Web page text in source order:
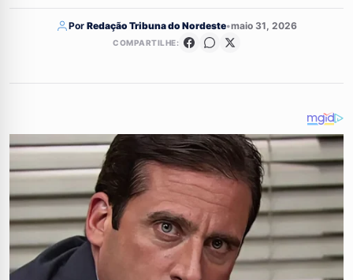
Por Redação Tribuna do Nordeste•maio 31, 2026
COMPARTILHE: